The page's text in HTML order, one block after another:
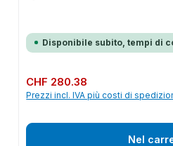
Disponibile subito, tempi di
Prezzo normale:
CHF 280.38
Prezzi incl. IVA più costi di
Nel